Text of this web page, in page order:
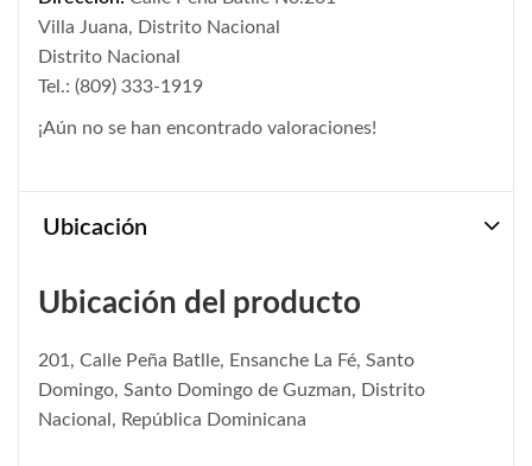
Villa Juana, Distrito Nacional
Distrito Nacional
Tel.: (809) 333-1919
¡Aún no se han encontrado valoraciones!
Ubicación
Ubicación del producto
201, Calle Peña Batlle, Ensanche La Fé, Santo
Domingo, Santo Domingo de Guzman, Distrito
Nacional, República Dominicana